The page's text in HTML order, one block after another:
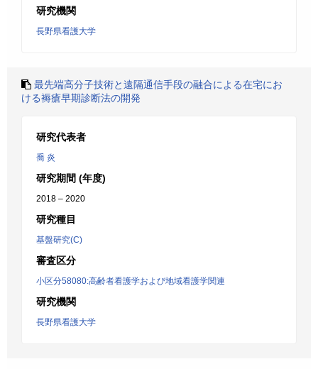
研究機関
長野県看護大学
最先端高分子技術と遠隔通信手段の融合による在宅にお
ける褥瘡早期診断法の開発
研究代表者
喬 炎
研究期間 (年度)
2018 – 2020
研究種目
基盤研究(C)
審査区分
小区分58080:高齢者看護学および地域看護学関連
研究機関
長野県看護大学